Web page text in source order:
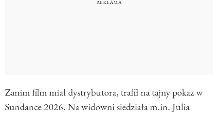
Zanim film miał dystrybutora, trafił na tajny pokaz w
Sundance 2026. Na widowni siedziała m.in. Julia